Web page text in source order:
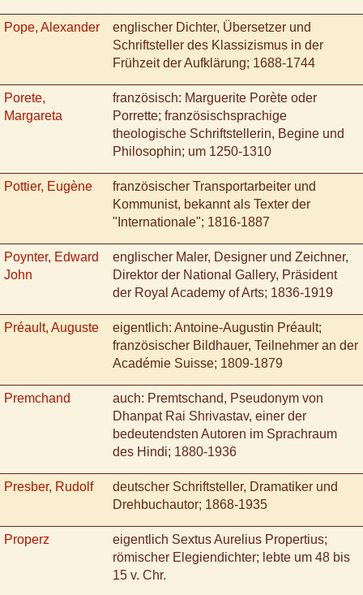
Pope, Alexander
englischer Dichter, Übersetzer und
Schriftsteller des Klassizismus in der
Frühzeit der Aufklärung; 1688-1744
Porete,
Margareta
französisch: Marguerite Porète oder
Porrette; französischsprachige
theologische Schriftstellerin, Begine und
Philosophin; um 1250-1310
Pottier, Eugène
französischer Transportarbeiter und
Kommunist, bekannt als Texter der
"Internationale"; 1816-1887
Poynter, Edward
John
englischer Maler, Designer und Zeichner,
Direktor der National Gallery, Präsident
der Royal Academy of Arts; 1836-1919
Préault, Auguste
eigentlich: Antoine-Augustin Préault;
französischer Bildhauer, Teilnehmer an der
Académie Suisse; 1809-1879
Premchand
auch: Premtschand, Pseudonym von
Dhanpat Rai Shrivastav, einer der
bedeutendsten Autoren im Sprachraum
des Hindi; 1880-1936
Presber, Rudolf
deutscher Schriftsteller, Dramatiker und
Drehbuchautor; 1868-1935
Properz
eigentlich Sextus Aurelius Propertius;
römischer Elegiendichter; lebte um 48 bis
15 v. Chr.